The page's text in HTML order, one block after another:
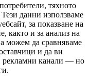
тяхното
данни използваме
за показване на
както и за анализ на
можем да сравняваме
и да ви
рекламни канали — но